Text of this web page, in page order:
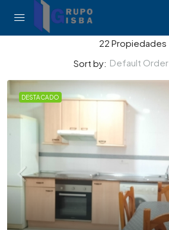
22 Propiedades
Sort by: Default Order
DESTACADO